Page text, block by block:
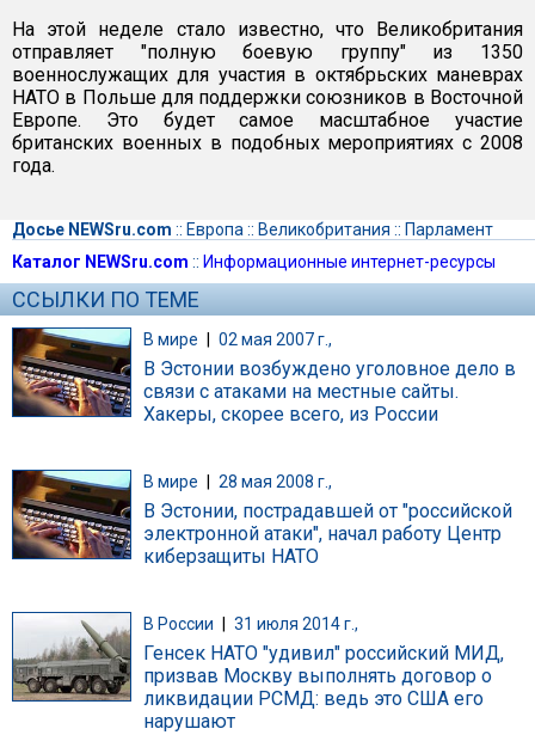
На этой неделе стало известно, что Великобритания
отправляет "полную боевую группу" из 1350
военнослужащих для участия в октябрьских маневрах
НАТО в Польше для поддержки союзников в Восточной
Европе. Это будет самое масштабное участие
британских военных в подобных мероприятиях с 2008
года.
Досье NEWSru.com :: Европа :: Великобритания :: Парламент
Каталог NEWSru.com :: Информационные интернет-ресурсы
ССЫЛКИ ПО ТЕМЕ
В мире | 02 мая 2007 г.,
В Эстонии возбуждено уголовное дело в
связи с атаками на местные сайты.
Хакеры, скорее всего, из России
В мире 28 мая 2008 г.,
В Эстонии, пострадавшей от "российской
электронной атаки", начал работу Центр
киберзащиты НАТО
В России 31 июля 2014 г.,
Генсек НАТО "удивил" российский МИД,
призвав Москву выполнять договор о
ликвидации РСМД: ведь это США его
нарушают